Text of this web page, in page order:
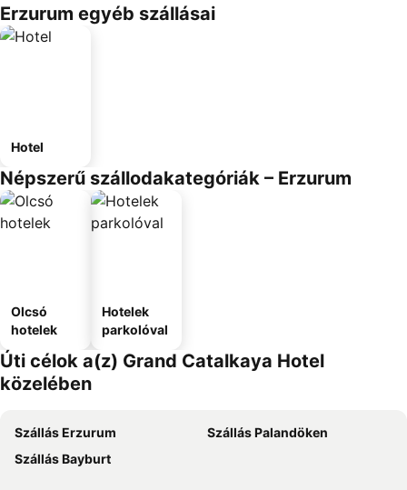
Erzurum egyéb szállásai
Hotel
Népszerű szállodakategóriák – Erzurum
Olcsó
hotelek
Hotelek
parkolóval
Úti célok a(z) Grand Catalkaya Hotel
közelében
Szállás Erzurum
Szállás Palandöken
Szállás Bayburt